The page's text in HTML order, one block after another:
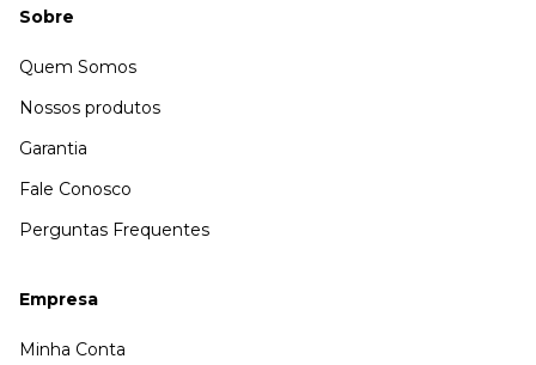
Sobre
Quem Somos
Nossos produtos
Garantia
Fale Conosco
Perguntas Frequentes
Empresa
Minha Conta